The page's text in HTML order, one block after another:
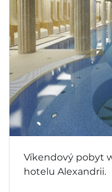
Víkendový pobyt
hotelu Alexandrii.